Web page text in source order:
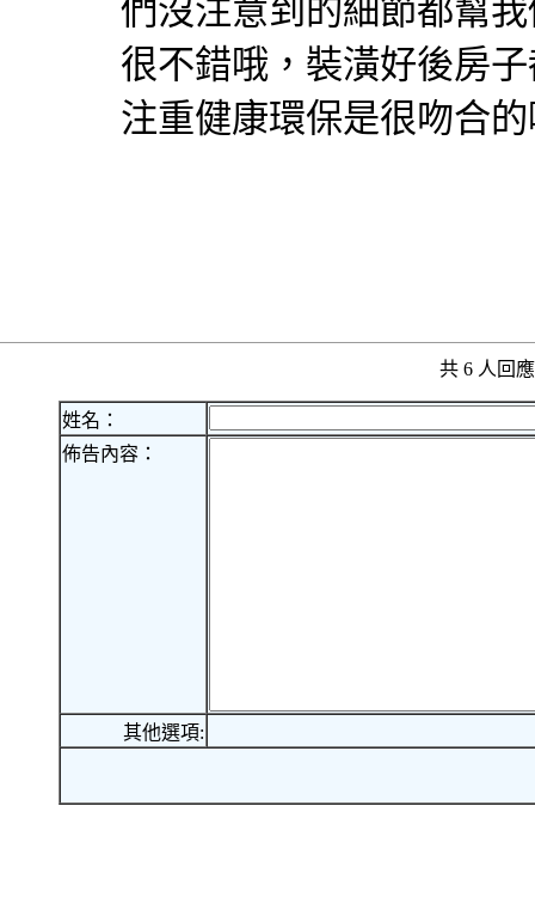
們沒注意到的細節都幫
很不錯哦，裝潢好後房
注重健康環保是很吻合
共 6 人回
姓名：
佈告內容：
其他選項: